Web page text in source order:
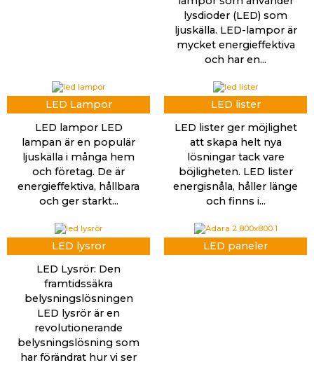
lysdioder (LED) som
ljuskälla. LED-lampor är
mycket energieffektiva
och har en...
LED Lampor
LED lampor LED
lampan är en populär
ljuskälla i många hem
och företag. De är
energieffektiva, hållbara
och ger starkt...
LED lister
LED lister ger möjlighet
att skapa helt nya
lösningar tack vare
böjligheten. LED lister
energisnåla, håller länge
och finns i...
LED lysrör
LED Lysrör: Den
framtidssäkra
belysningslösningen
LED lysrör är en
revolutionerande
belysningslösning som
har förändrat hur vi ser
LED paneler